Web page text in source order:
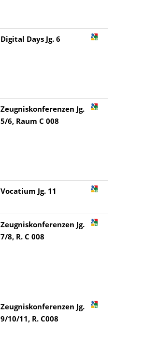
Digital Days Jg. 6
Zeugniskonferenzen Jg.
5/6, Raum C 008
Vocatium Jg. 11
Zeugniskonferenzen Jg.
7/8, R. C 008
Zeugniskonferenzen Jg.
9/10/11, R. C008